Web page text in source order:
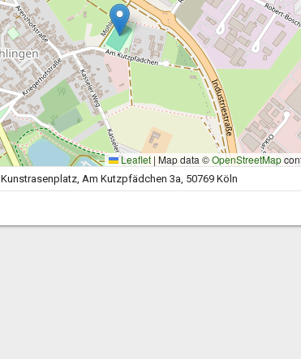
Leaflet | Map data ©OpenStreetMap
Kunstrasenplatz, Am Kutzpfädchen 3a, 50769 Köln